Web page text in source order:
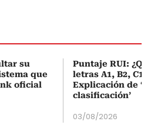
su
que
oficial
Puntaje RUI:
letras A1, B2, C1
Explicación de
clasificación’
03/08/2026